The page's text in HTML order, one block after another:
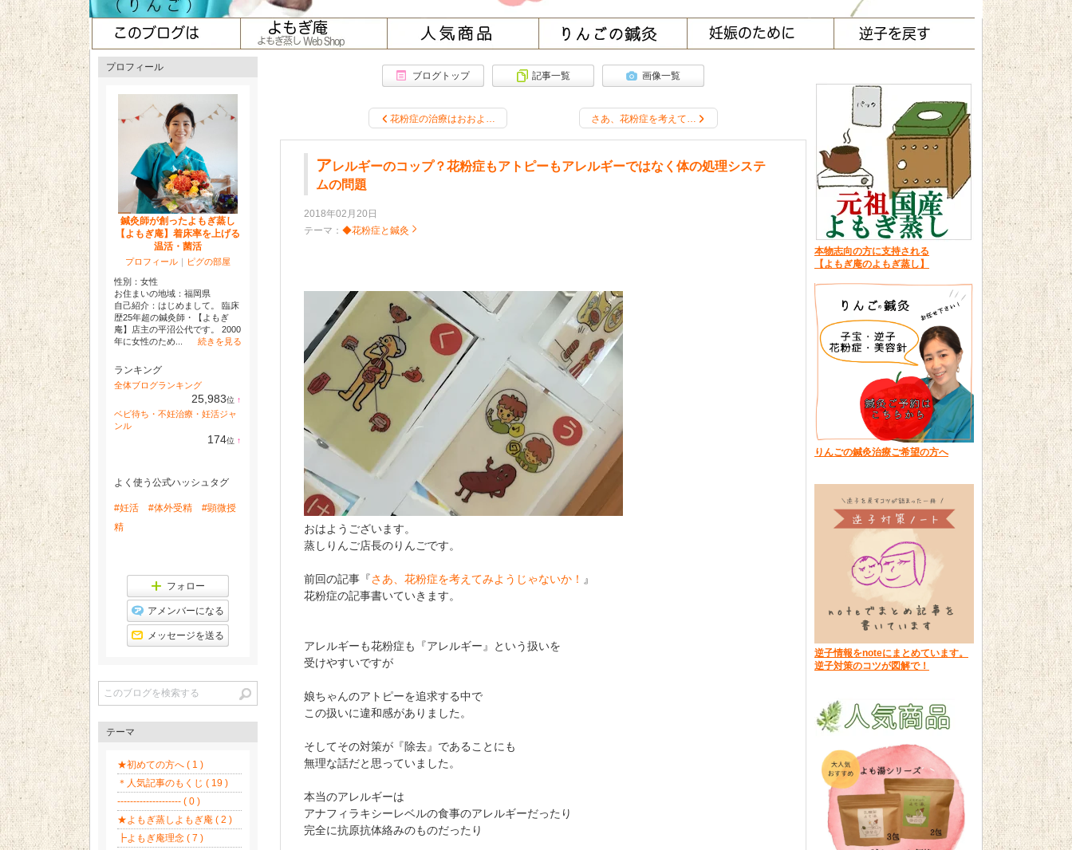
ブログトップ 記事一覧 画像一覧
花粉症の治療はおおよ… さあ、花粉症を考えて…
アレルギーのコップ？花粉症もアトピーもアレルギーではなく体の処理システ
ムの問題
2018年02月20日
テーマ： ◆花粉症と鍼灸
おはようございます。
蒸しりんご店長のりんごです。
前回の記事『さあ、花粉症を考えてみようじゃないか！ 』
花粉症の記事書いていきます。
アレルギーも花粉症も『アレルギー』という扱いを
受けやすいですが
娘ちゃんのアトピーを追求する中で
この扱いに違和感がありました。
そしてその対策が『除去』であることにも
無理な話だと思っていました。
本当のアレルギーは
アナフィラキシーレベルの食事のアレルギーだったり
完全に抗原抗体絡みのものだったり
本物志向の方に支持される
【よもぎ庵のよもぎ蒸し】
りんごの鍼灸治療ご希望の方へ
逆子情報をnoteにまとめています。
逆子対策のコツが図解で！
プロフィール
鍼灸師が創ったよもぎ蒸し
【よもぎ庵】着床率を上げる
温活・菌活
プロフィール ｜ ピグの部屋
性別： 女性
お住まいの地域： 福岡県
自己紹介：はじめまして。 臨床
歴25年超の鍼灸師・【よもぎ
庵】店主の平沼公代です。 2000
年に女性のため...
続きを見る
ランキング
全体ブログランキング
25,983位 ↑
ベビ待ち・不妊治療・妊活ジャ
ンル
174位 ↑
よく使う公式ハッシュタグ
#妊活 #体外受精
#顕微授
精
フォロー
アメンバーになる
メッセージを送る
テーマ
★初めての方へ ( 1 )
＊人気記事のもくじ ( 19 )
-------------------- ( 0 )
★よもぎ蒸しよもぎ庵 ( 2 )
┣よもぎ庵理念 ( 7 )